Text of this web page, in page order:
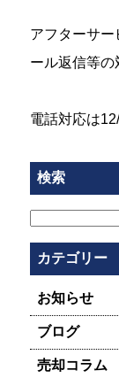
アフターサー
ール返信等の
電話対応は
検索
カテゴリー
お知らせ
ブログ
売却コラム